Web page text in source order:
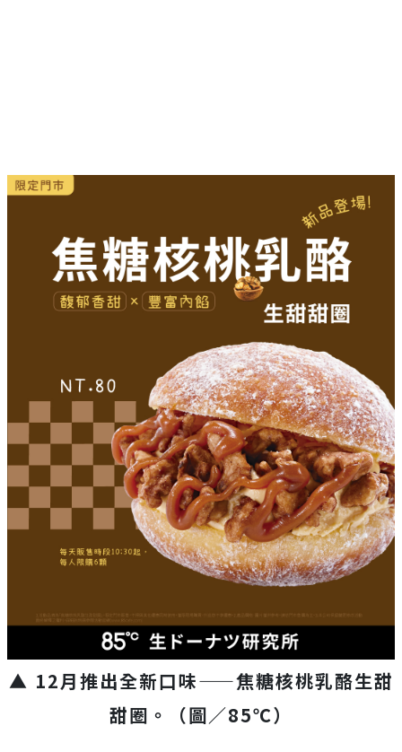
▲ 12月推出全新口味——焦糖核桃乳酪生甜
甜圈。（圖／85℃）